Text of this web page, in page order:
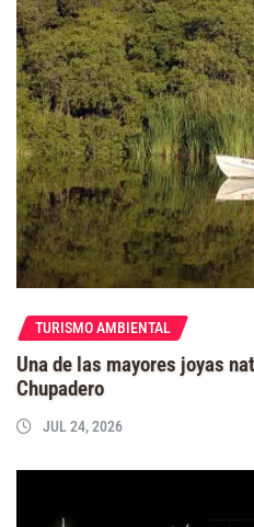
TURISMO AMBIENTAL
Una de las mayores joyas
Chupadero
JUL 24, 2026